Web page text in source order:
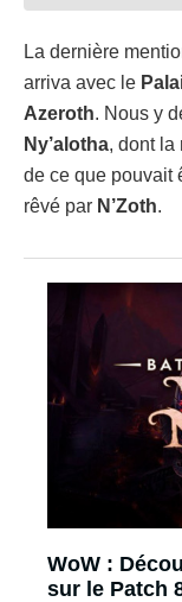
La dernière
arriva avec le
Azeroth. Nous y
Ny’alotha, dont la
de ce que pouvait
rêvé par N’Zoth.
WoW :
sur le Patch